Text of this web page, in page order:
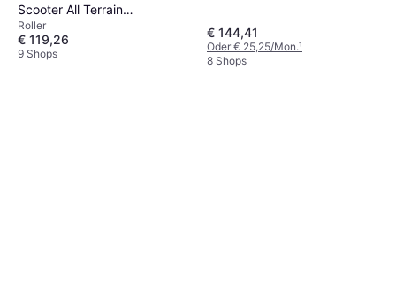
Scooter All Terrain
300/205mm Olive-green
Roller
€ 119,26
9 Shops
€ 144,41
Oder € 25,25/Mon.¹
8 Shops